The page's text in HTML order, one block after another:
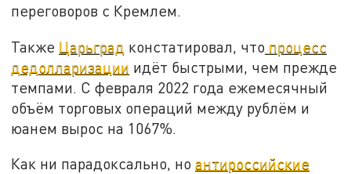
переговоров с Кремлем.
Также Царьград констатировал, что процесс
дедолларизации идёт быстрыми, чем прежде
темпами. С февраля 2022 года ежемесячный
объём торговых операций между рублём и
юанем вырос на 1067%.
Как ни парадоксально, ноантироссийские